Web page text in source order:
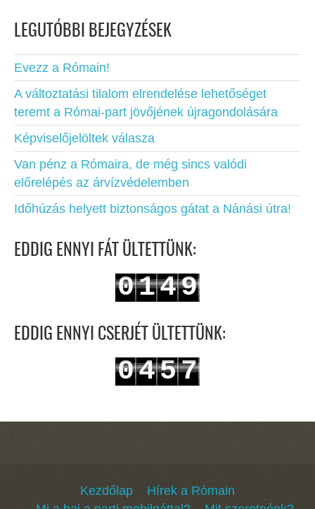
LEGUTÓBBI BEJEGYZÉSEK
Evezz a Rómain!
A változtatási tilalom elrendelése lehetőséget
teremt a Római-part jövőjének újragondolására
Képviselőjelöltek válasza
Van pénz a Rómaira, de még sincs valódi
előrelépés az árvízvédelemben
Időhúzás helyett biztonságos gátat a Nánási útra!
EDDIG ENNYI FÁT ÜLTETTÜNK:
01
2
49
EDDIG ENNYI CSERJÉT ÜLTETTÜNK:
0457
Kezdőlap
Hírek a Rómain